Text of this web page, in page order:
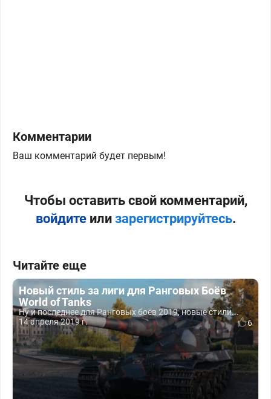
Комментарии
Ваш комментарий будет первым!
Чтобы оставить свой комментарий,
войдитеили зарегистрируйтесь.
Читайте еще
Новый стиль за лиги для Ранговых Боёв
World of Tanks
Ну и последнее для Ранговых боёв 2019, новые стили...
14 апреля 2019 г.
6